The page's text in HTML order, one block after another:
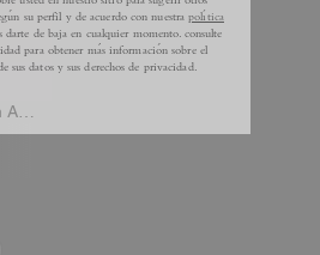
Camiseta Teddy Stuffie En Algodón Orgánico